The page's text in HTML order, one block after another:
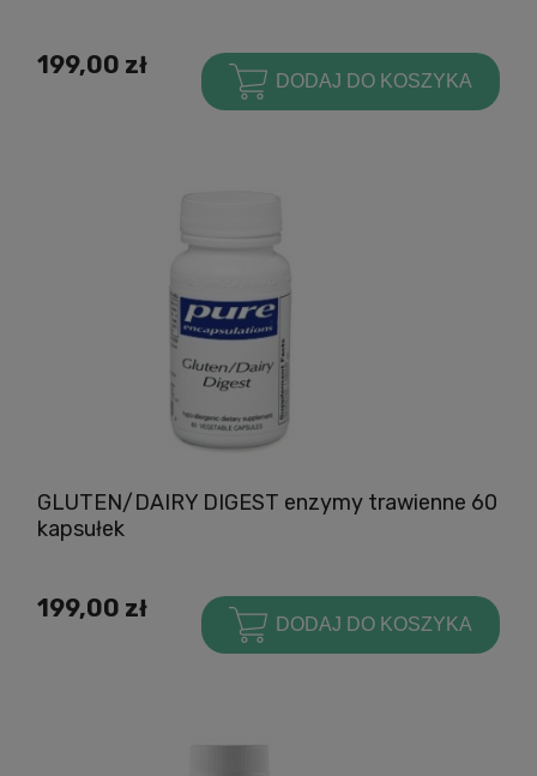
199,00 zł
DODAJ DO KOSZYKA
GLUTEN/DAIRY DIGEST enzymy trawienne 60
kapsułek
199,00 zł
DODAJ DO KOSZYKA